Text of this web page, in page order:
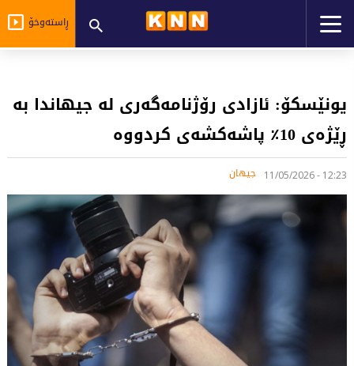
ڕاستەوخۆ
یونێسکۆ: ئازادی رۆژنامەگەری لە جیهاندا بە
ڕێژەی 10٪ پاشەکشەی کردووە
12:23 - 11/05/2026 جیهان